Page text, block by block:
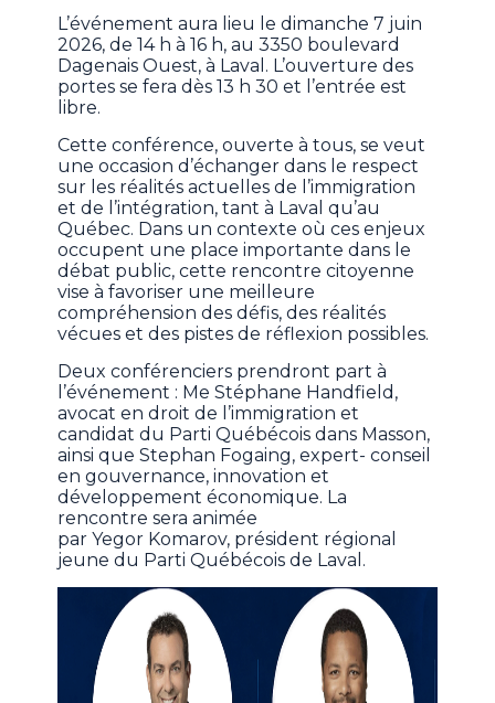
L’événement aura lieu le dimanche 7 juin
2026, de 14 h à 16 h, au 3350 boulevard
Dagenais Ouest, à Laval. L’ouverture des
portes se fera dès 13 h 30 et l’entrée est
libre.
Cette conférence, ouverte à tous, se veut
une occasion d’échanger dans le respect
sur les réalités actuelles de l’immigration
et de l’intégration, tant à Laval qu’au
Québec. Dans un contexte où ces enjeux
occupent une place importante dans le
débat public, cette rencontre citoyenne
vise à favoriser une meilleure
compréhension des défis, des réalités
vécues et des pistes de réflexion possibles.
Deux conférenciers prendront part à
l’événement : Me Stéphane Handfield,
avocat en droit de l’immigration et
candidat du Parti Québécois dans Masson,
ainsi que Stephan Fogaing, expert- conseil
en gouvernance, innovation et
développement économique. La
rencontre sera animée
par Yegor Komarov, président régional
jeune du Parti Québécois de Laval.